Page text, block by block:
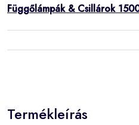
Függőlámpák & Csillárok
Termékleírás